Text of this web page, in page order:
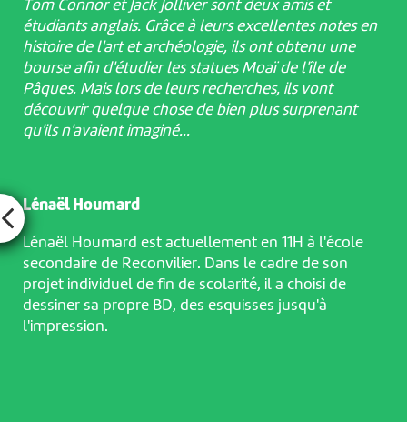
Tom Connor et Jack Jolliver sont deux amis et
étudiants anglais. Grâce à leurs excellentes notes en
histoire de l'art et archéologie, ils ont obtenu une
bourse afin d'étudier les statues Moaï de l'île de
Pâques. Mais lors de leurs recherches, ils vont
découvrir quelque chose de bien plus surprenant
qu'ils n'avaient imaginé...
Lénaël Houmard
Lénaël Houmard est actuellement en 11H à l'école
secondaire de Reconvilier. Dans le cadre de son
projet individuel de fin de scolarité, il a choisi de
dessiner sa propre BD, des esquisses jusqu'à
l'impression.